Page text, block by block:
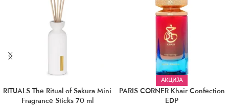
RITUALS The Ritual of Sakura Mini
Fragrance Sticks 70 ml
АКЦИЈА
PARIS CORNER Khair Confection
EDP